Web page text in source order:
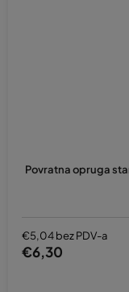
Povratna opruga
€5,04 bez PDV-a
€6,30